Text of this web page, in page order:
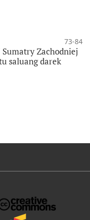
73-84
Zachodniej
saluang darek